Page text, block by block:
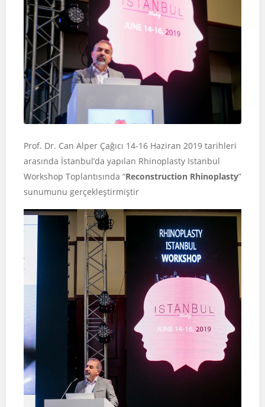
Prof. Dr. Can Alper Çağıcı 14-16 Haziran 2019 tarihleri
arasında İstanbul’da yapılan Rhinoplasty Istanbul
Workshop Toplantısında “Reconstruction Rhinoplasty”
sunumunu gerçekleştirmiştir